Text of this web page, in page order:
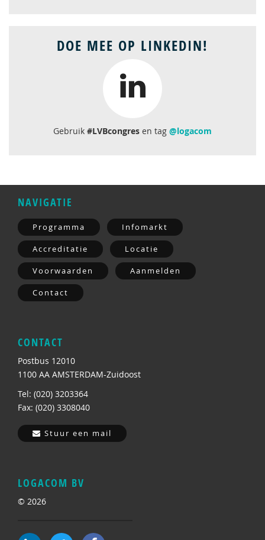
DOE MEE OP LINKEDIN!
Gebruik #LVBcongres en tag @logacom
NAVIGATIE
Programma Infomarkt
Accreditatie Locatie
Voorwaarden Aanmelden
Contact
CONTACT
Postbus 12010
1100 AA AMSTERDAM-Zuidoost
Tel: (020) 3203364
Fax: (020) 3308040
Stuur een mail
LOGACOM BV
© 2026